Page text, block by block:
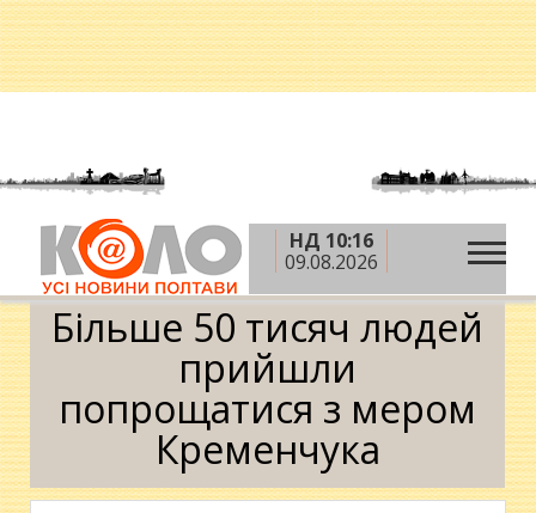
НД 10:16
09.08.2026
Головна » Новини »
Більше 50 тисяч людей
прийшли попрощатися з мером Кременчука
Більше 50 тисяч людей
прийшли
попрощатися з мером
Кременчука